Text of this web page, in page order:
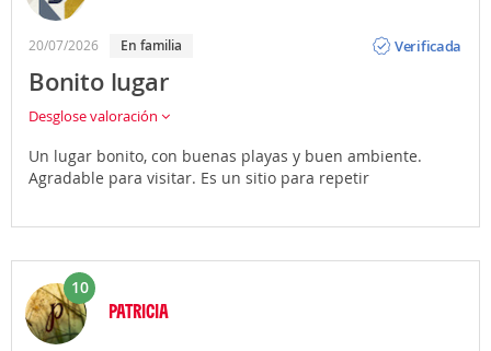
20/07/2026 En familia
Verificada
Bonito lugar
Desglose valoración
Un lugar bonito, con buenas playas y buen ambiente.
Agradable para visitar. Es un sitio para repetir
10
PATRICIA